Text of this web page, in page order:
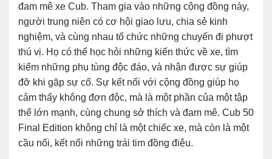
đam mê xe Cub. Tham gia vào những cộng đồng này,
người trung niên có cơ hội giao lưu, chia sẻ kinh
nghiệm, và cùng nhau tổ chức những chuyến đi phượt
thú vị. Họ có thể học hỏi những kiến thức về xe, tìm
kiếm những phụ tùng độc đáo, và nhận được sự giúp
đỡ khi gặp sự cố. Sự kết nối với cộng đồng giúp họ
cảm thấy không đơn độc, mà là một phần của một tập
thể lớn mạnh, cùng chung sở thích và đam mê. Cub 50
Final Edition không chỉ là một chiếc xe, mà còn là một
cầu nối, kết nối những trái tim đồng điệu.